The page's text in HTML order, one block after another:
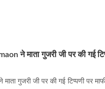
ने माता गुजरी जी पर की गई
गुजरी जी पर की गई टिप्पणी पर माफी